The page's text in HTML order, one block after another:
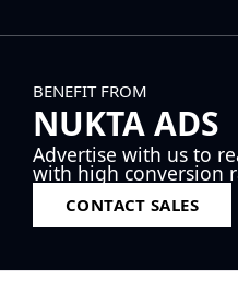
BENEFIT FROM
NUKTA ADS
Advertise with us to
with high conversion
CONTACT SALES